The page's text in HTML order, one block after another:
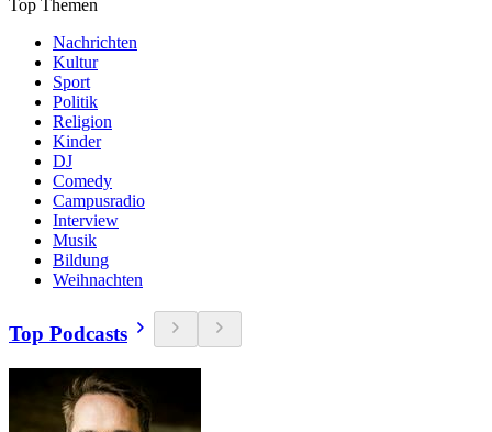
Top Themen
Nachrichten
Kultur
Sport
Politik
Religion
Kinder
DJ
Comedy
Campusradio
Interview
Musik
Bildung
Weihnachten
Top Podcasts